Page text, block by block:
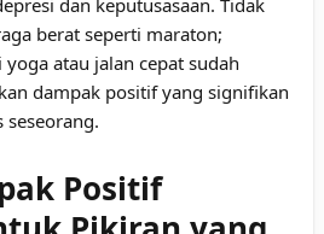
dan keputusasaan. Tidak
berat seperti maraton;
atau jalan cepat sudah
dampak positif yang signifikan
Positif